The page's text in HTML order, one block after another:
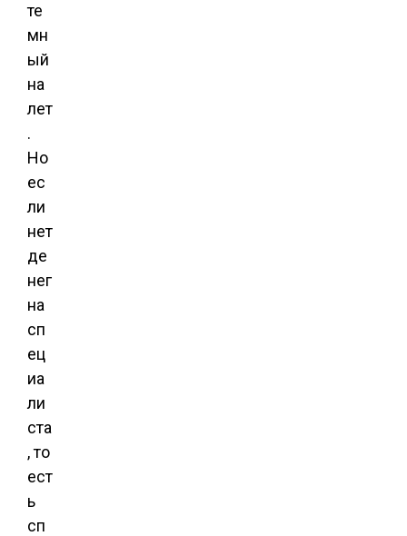
те
мн
ый
на
лет
.
Но
ес
ли
нет
де
нег
на
сп
ец
иа
ли
ста
, то
ест
ь
сп